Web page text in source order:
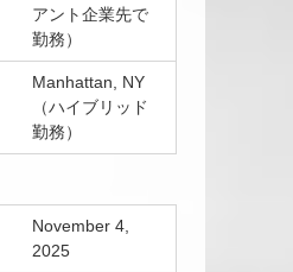
アント企業先で
勤務）
Manhattan, NY
（ハイブリッド
勤務）
November 4,
2025